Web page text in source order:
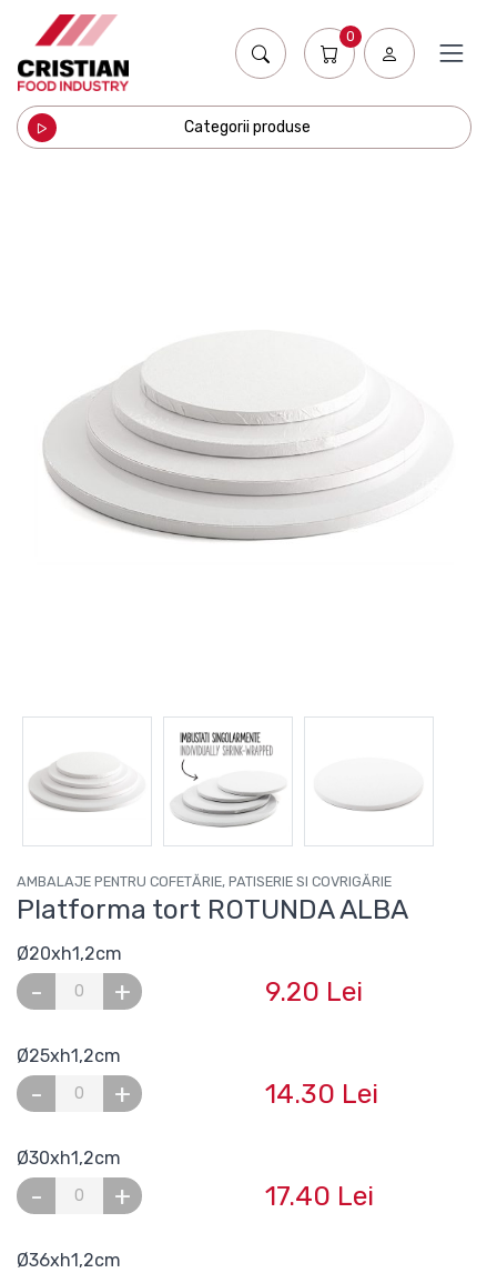
0
Categorii produse
AMBALAJE PENTRU COFETĂRIE, PATISERIE SI COVRIGĂRIE
Platforma tort ROTUNDA ALBA
Ø20xh1,2cm
- + 9.20 Lei
Ø25xh1,2cm
- + 14.30 Lei
Ø30xh1,2cm
- + 17.40 Lei
Ø36xh1,2cm